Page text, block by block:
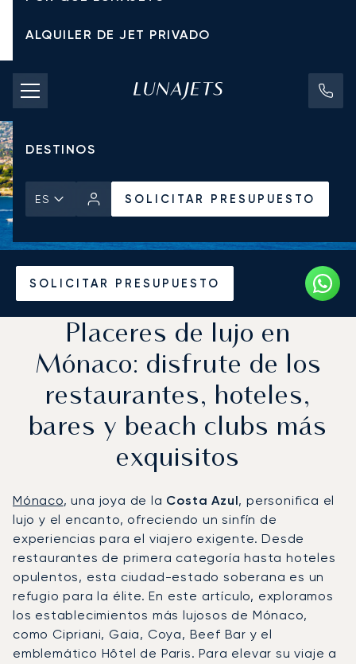
ALQUILER DE JET PRIVADO
TARIFAS DE CHÁRTER
JETS PRIVADOS
DESTINOS
ES SOLICITAR PRESUPUESTO
SOLICITAR PRESUPUESTO
Placeres de lujo en
Mónaco: disfrute de los
restaurantes, hoteles,
bares y beach clubs más
exquisitos
Mónaco, una joya de la Costa Azul, personifica el
lujo y el encanto, ofreciendo un sinfín de
experiencias para el viajero exigente. Desde
restaurantes de primera categoría hasta hoteles
opulentos, esta ciudad-estado soberana es un
refugio para la élite. En este artículo, exploramos
los establecimientos más lujosos de Mónaco,
como Cipriani, Gaia, Coya, Beef Bar y el
emblemático Hôtel de Paris. Para elevar su viaje a